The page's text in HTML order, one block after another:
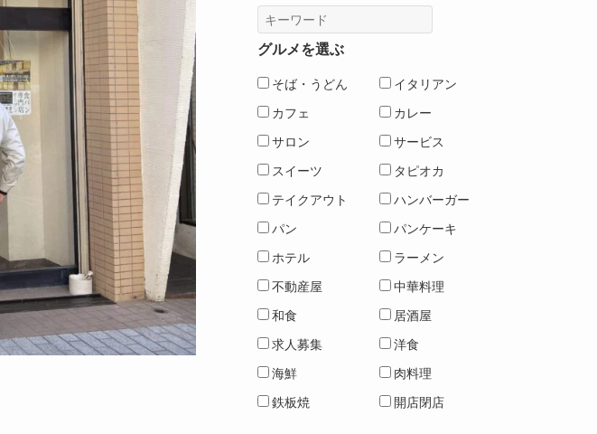
グルメを選ぶ
そば・うどん
イタリアン
カフェ
カレー
サロン
サービス
スイーツ
タピオカ
テイクアウト
ハンバーガー
パン
パンケーキ
ホテル
ラーメン
不動産屋
中華料理
和食
居酒屋
求人募集
洋食
海鮮
肉料理
鉄板焼
開店閉店